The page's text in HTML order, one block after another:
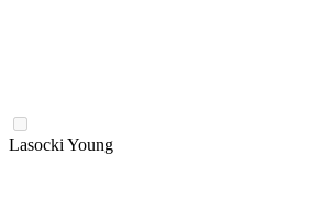
Lasocki Young